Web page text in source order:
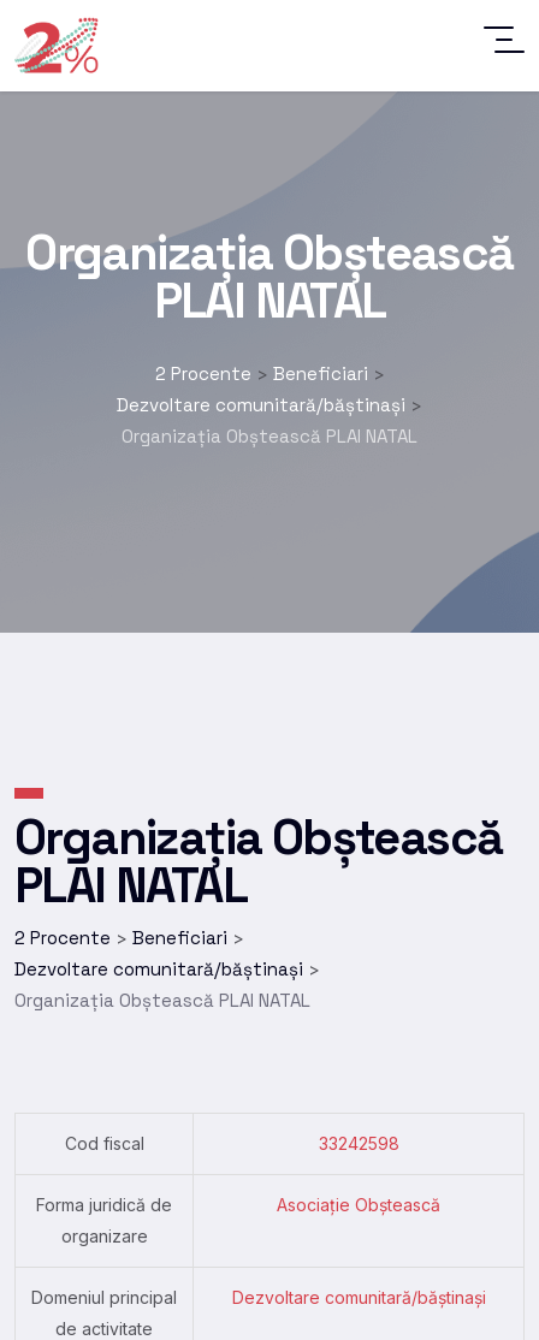
Organizația Obștească
PLAI NATAL
2 Procente > Beneficiari >
Dezvoltare comunitară/băștinași >
Organizația Obștească PLAI NATAL
Organizația Obștească
PLAI NATAL
2 Procente > Beneficiari >
Dezvoltare comunitară/băștinași >
Organizația Obștească PLAI NATAL
Cod fiscal 33242598
Forma juridică de
organizare
Asociație Obștească
Domeniul principal
de activitate
Dezvoltare comunitară/băștinași